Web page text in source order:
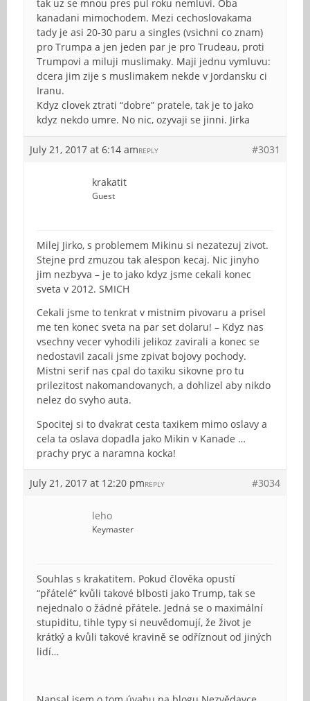
tak uz se mnou pres pul roku nemluvi. Oba
kanadani mimochodem. Mezi cechoslovakama
tady je asi 20-30 paru a singles (vsichni co znam)
pro Trumpa a jen jeden par je pro Trudeau, proti
Trumpovi a miluji muslimaky. Maji jednu vymluvu:
dcera jim zije s muslimakem nekde v Jordansku ci
Iranu.
Kdyz clovek ztrati “dobre” pratele, tak je to jako
kdyz nekdo umre. No nic, ozyvaji se jinni. Jirka
July 21, 2017 at 6:14 am #3031
REPLY
krakatit
Guest
Milej Jirko, s problemem Mikinu si nezatezuj zivot.
Stejne prd zmuzou tak alespon kecaj. Nic jinyho
jim nezbyva – je to jako kdyz jsme cekali konec
sveta v 2012. SMICH
Cekali jsme to tenkrat v mistnim pivovaru a prisel
me ten konec sveta na par set dolaru! – Kdyz nas
vsechny vecer vyhodili jelikoz zavirali a konec se
nedostavil zacali jsme zpivat bojovy pochody.
Mistni serif nas cpal do taxiku sikovne pro tu
prilezitost nakomandovanych, a dohlizel aby nikdo
nelez do svyho auta.
Spocitej si to dvakrat cesta taxikem mimo oslavy a
cela ta oslava dopadla jako Mikin v Kanade …
prachy pryc a naramna kocka!
July 21, 2017 at 12:20 pm #3034
REPLY
leho
Keymaster
Souhlas s krakatitem. Pokud člověka opustí
“přátelé” kvůli takové blbosti jako Trump, tak se
nejednalo o žádné přátele. Jedná se o maximální
stupiditu, tihle typy si neuvědomují, že život je
krátký a kvůli takové kravině se odříznout od jiných
lidí…